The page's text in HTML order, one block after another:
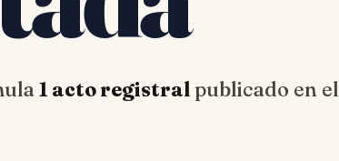
1 acto registralpublicado en el